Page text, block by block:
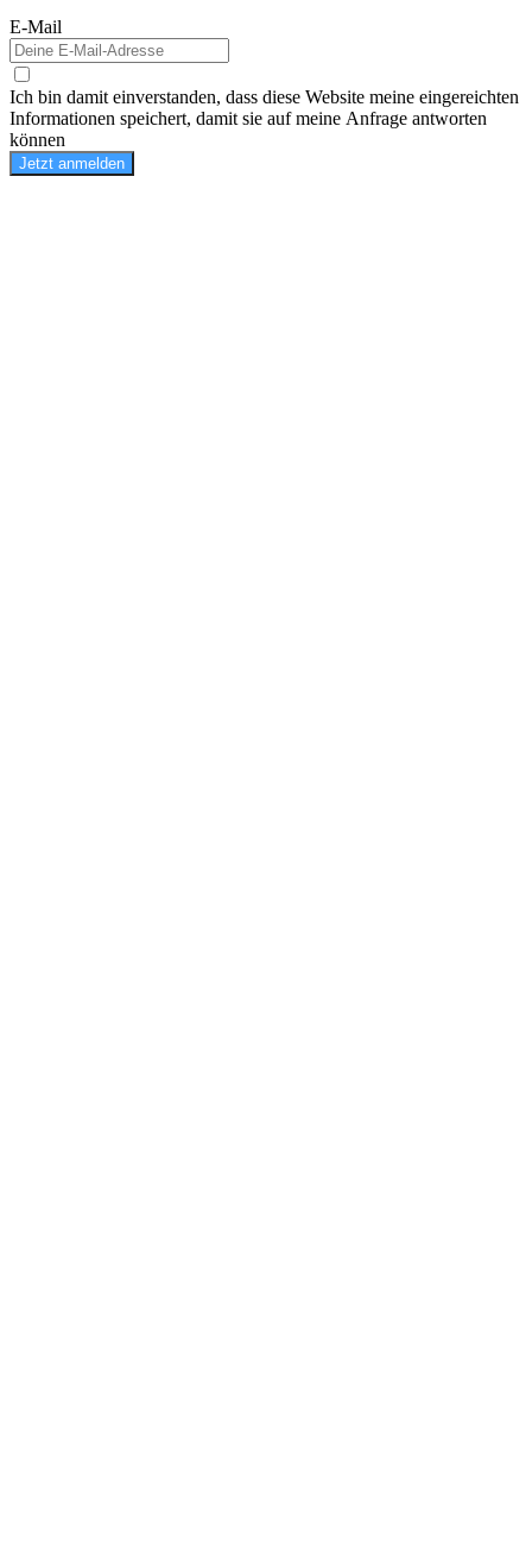
E-Mail
Ich bin damit einverstanden, dass diese Website meine eingereichten
Informationen speichert, damit sie auf meine Anfrage antworten
können
Jetzt anmelden